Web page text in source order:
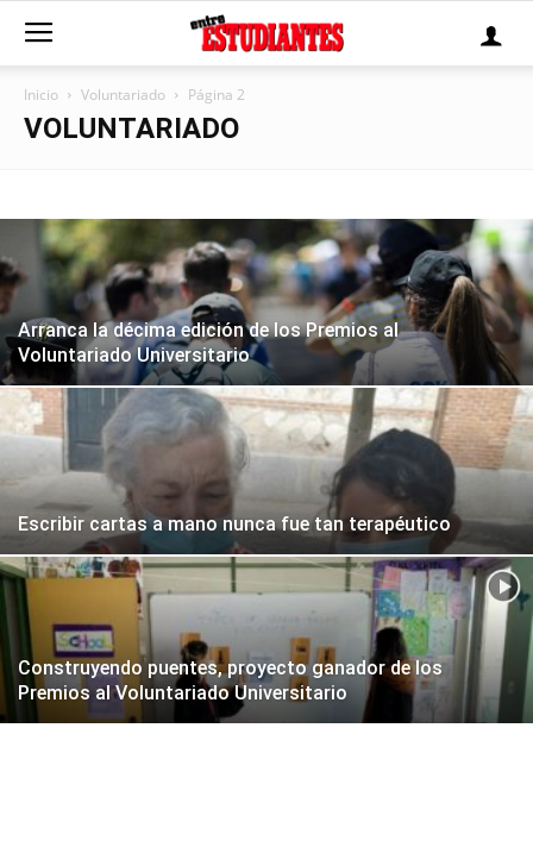
Inicio Voluntariado Página 2
VOLUNTARIADO
Arranca la décima edición de los Premios al
Voluntariado Universitario
Escribir cartas a mano nunca fue tan terapéutico
Construyendo puentes, proyecto ganador de los
Premios al Voluntariado Universitario